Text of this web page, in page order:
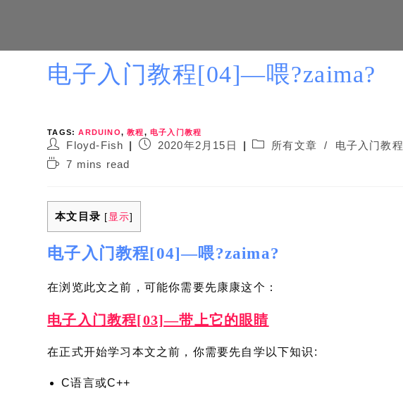
电子入门教程[04]—喂?zaima?
TAGS:ARDUINO, 教程, 电子入门教程
Post
author:
Floyd-Fish
Post2020年2月15日
Post所有文章 / 电子入门教程
Reading
7 mins read
本文目录 [ 显示]
电子入门教程[04]—喂?zaima?
在浏览此文之前，可能你需要先康康这个：
电子入门教程[03]—带上它的眼睛
在正式开始学习本文之前，你需要先自学以下知识:
C语言或C++